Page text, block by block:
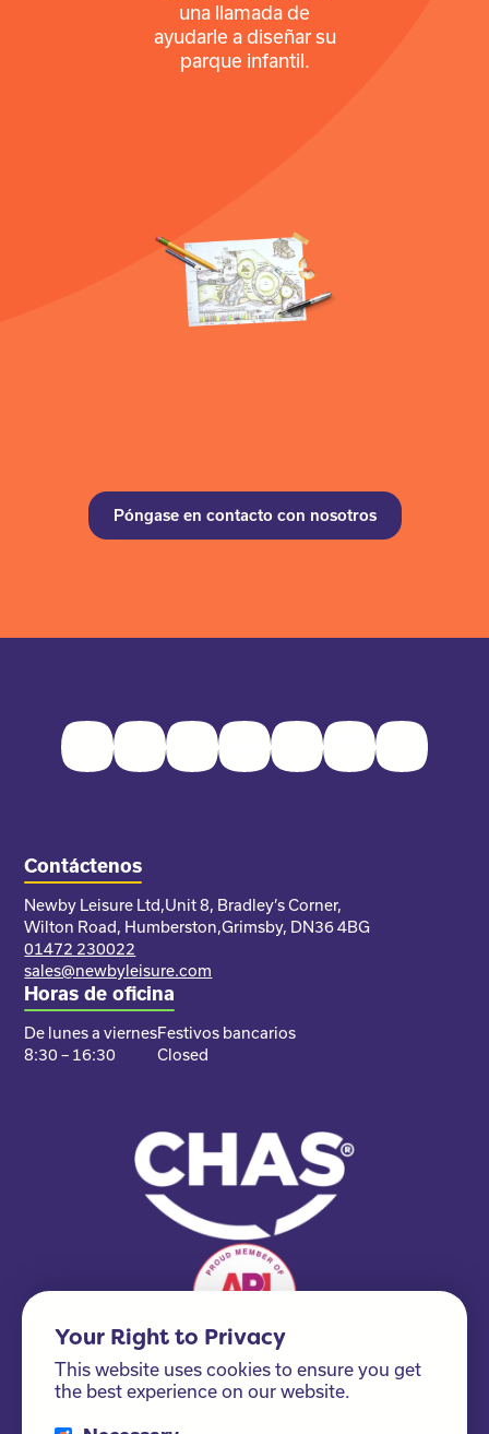
una llamada de
ayudarle a diseñar su
parque infantil.
Póngase en contacto con nosotros
FacebookTwitter InstagramYoutubePinterestLinkedInTikTok
Contáctenos
Newby Leisure Ltd,Unit 8, Bradley’s Corner,
Wilton Road, Humberston,Grimsby, DN36 4BG
01472 230022
sales@newbyleisure.com
Horas de oficina
De lunes a viernes
8:30 – 16:30
Festivos bancarios
Closed
Your Right to Privacy
This website uses cookies to ensure you get
the best experience on our website.